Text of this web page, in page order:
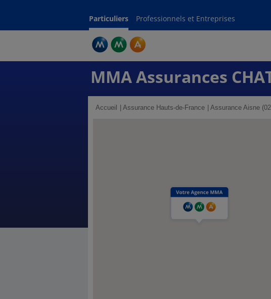
Particuliers Professionnels et Entreprises
MMA Assurances
Accueil Assurance Hauts-de-France Assurance Aisne